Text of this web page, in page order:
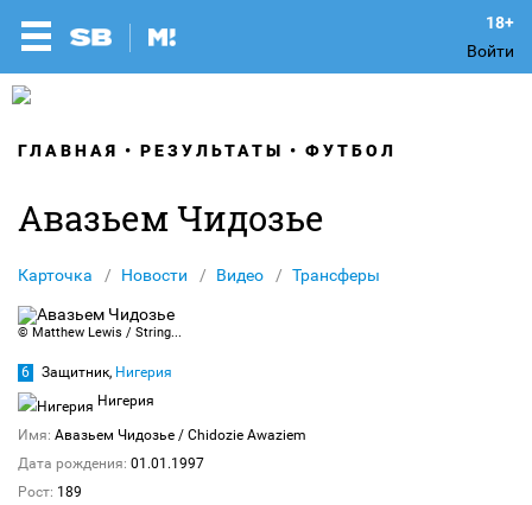
Войти
ГЛАВНАЯ РЕЗУЛЬТАТЫ ФУТБОЛ
Авазьем Чидозье
Карточка Новости Видео Трансферы
© Matthew Lewis / Stringer / Getty Images Sport / Gettyimages.ru
6 Защитник, Нигерия
Нигерия
Имя: Авазьем Чидозье / Chidozie Awaziem
Дата рождения: 01.01.1997
Рост: 189